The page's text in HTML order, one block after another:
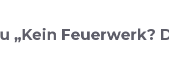
„Kein Feuerwerk?